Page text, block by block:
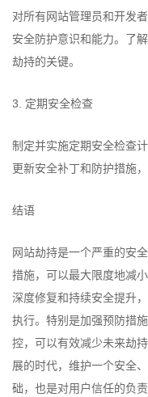
对所有网站管理员和开发
安全防护意识和能力。了
劫持的关键。
3. 定期安全检查
制定并实施定期安全检查
更新安全补丁和防护措施
结语
网站劫持是一个严重的安
措施，可以最大限度地减
深度修复和持续安全提升
执行。特别是加强预防措
控，可以有效减少未来劫
展的时代，维护一个安全
础，也是对用户信任的负